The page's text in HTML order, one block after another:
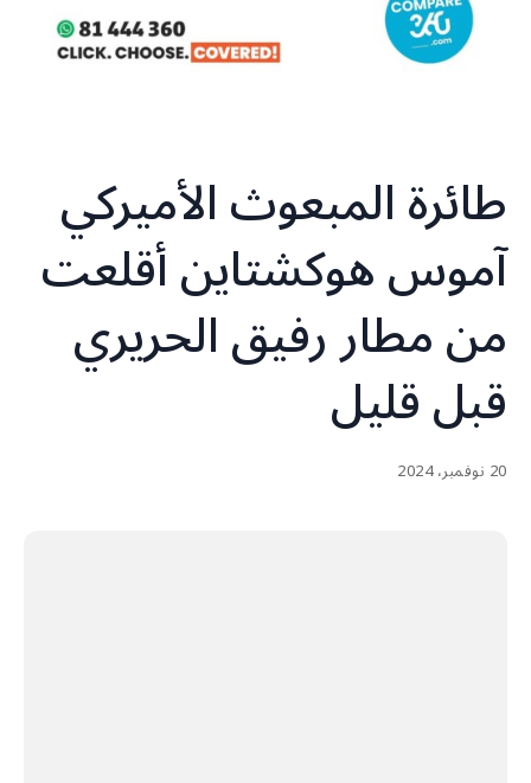
طائرة المبعوث الأميركي
آموس هوكشتاين أقلعت
من مطار رفيق الحريري
قبل قليل
20 نوفمبر، 2024